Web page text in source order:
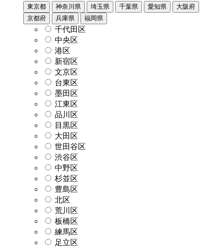
東京都 神奈川県 埼玉県 千葉県 愛知県
大阪府
京都府
兵庫県 福岡県
千代田区
中央区
港区
新宿区
文京区
台東区
墨田区
江東区
品川区
目黒区
大田区
世田谷区
渋谷区
中野区
杉並区
豊島区
北区
荒川区
板橋区
練馬区
足立区